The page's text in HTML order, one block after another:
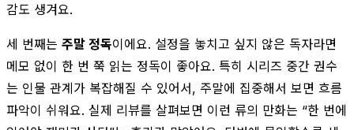
감도 생겨요.
세 번째는 주말 정독이에요. 설정을 놓치고 싶지 않은 독자라면
메모 없이 한 번 쭉 읽는 정독이 좋아요. 특히 시리즈 중간 권수
는 인물 관계가 복잡해질 수 있어서, 주말에 집중해서 보면 흐름
파악이 쉬워요. 실제 리뷰를 살펴보면 이런 류의 만화는 “한 번에